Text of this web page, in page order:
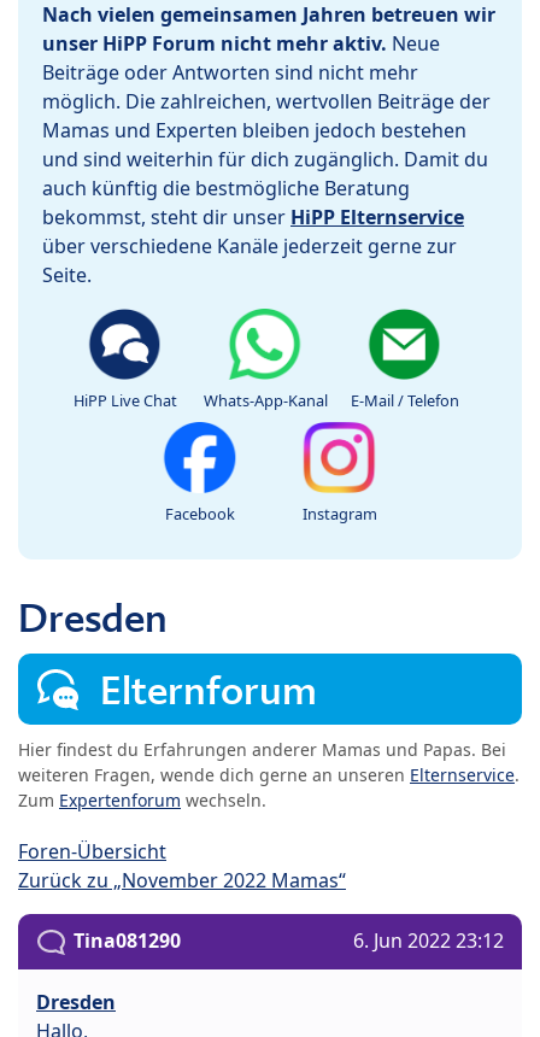
Nach vielen gemeinsamen Jahren betreuen wir
unser HiPP Forum nicht mehr aktiv. Neue
Beiträge oder Antworten sind nicht mehr
möglich. Die zahlreichen, wertvollen Beiträge der
Mamas und Experten bleiben jedoch bestehen
und sind weiterhin für dich zugänglich. Damit du
auch künftig die bestmögliche Beratung
bekommst, steht dir unser HiPP Elternservice
über verschiedene Kanäle jederzeit gerne zur
Seite.
HiPP Live Chat Whats-App-Kanal E-Mail / Telefon
Facebook Instagram
Dresden
Elternforum
Hier findest du Erfahrungen anderer Mamas und Papas. Bei
weiteren Fragen, wende dich gerne an unseren Elternservice.
Zum Expertenforum wechseln.
Foren-Übersicht
Zurück zu „November 2022 Mamas“
Tina081290 6. Jun 2022 23:12
Dresden
Hallo,